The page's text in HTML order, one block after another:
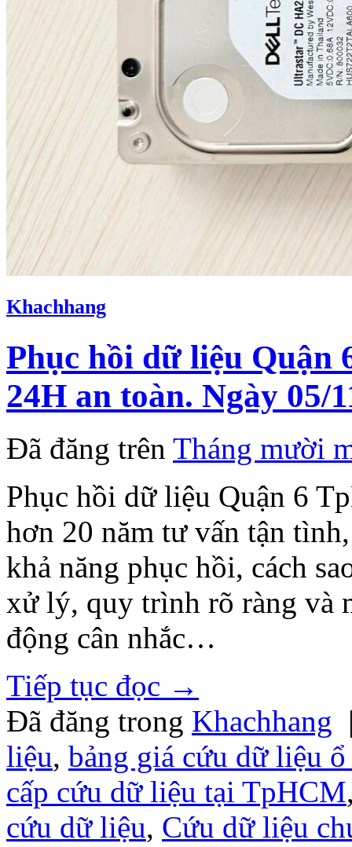
Khachhang
Phục hồi dữ liệu Quận
24H an toàn. Ngày 05/
Đã đăng trên Tháng mười
Phục hồi dữ liệu Quận 6
hơn 20 năm tư vấn tận
khả năng phục hồi, cách
xử lý, quy trình rõ ràng và
động cân nhắc…
Tiếp tục đọc →
Đã đăng trong Khachhang
liệu, bảng giá cứu dữ liệu
cấp cứu dữ liệu tại TpHCM
cứu dữ liệu, Cứu dữ liệu